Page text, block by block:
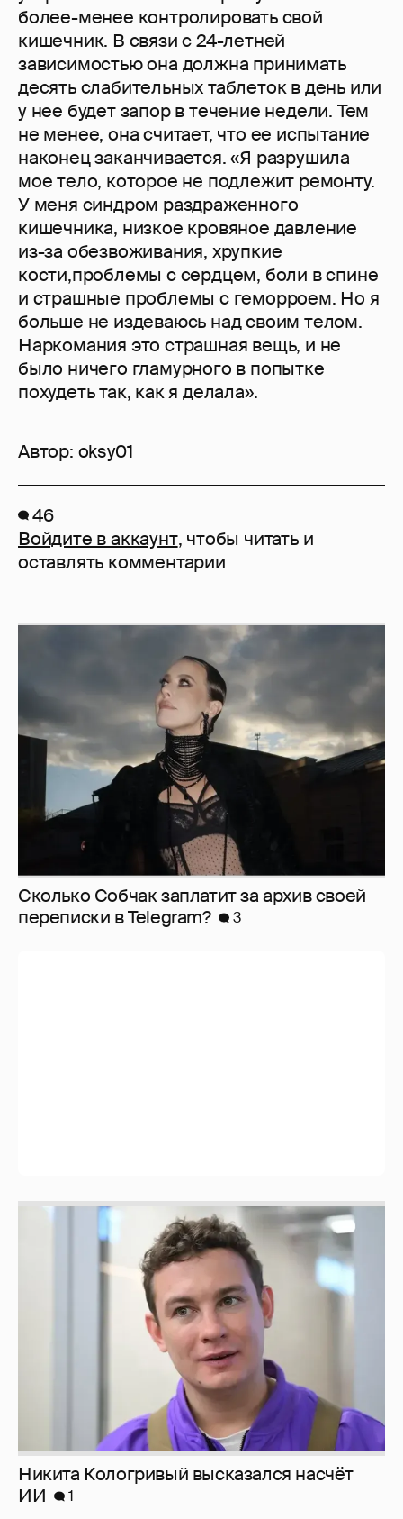
более-менее контролировать свой
кишечник. В связи с 24-летней
зависимостью она должна принимать
десять слабительных таблеток в день или
у нее будет запор в течение недели. Тем
не менее, она считает, что ее испытание
наконец заканчивается. «Я разрушила
мое тело, которое не подлежит ремонту.
У меня синдром раздраженного
кишечника, низкое кровяное давление
из-за обезвоживания, хрупкие
кости,проблемы с сердцем, боли в спине
и страшные проблемы с геморроем. Но я
больше не издеваюсь над своим телом.
Наркомания это страшная вещь, и не
было ничего гламурного в попытке
похудеть так, как я делала».
Автор: oksy01
46
Войдите в аккаунт, чтобы читать и
оставлять комментарии
Сколько Собчак заплатит за архив своей
перeписки в Telegram?
3
Никита Кологривый высказался насчёт